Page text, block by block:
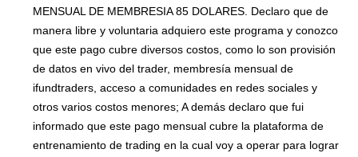
MENSUAL DE MEMBRESIA 85 DOLARES. Declaro que de
manera libre y voluntaria adquiero este programa y conozco
que este pago cubre diversos costos, como lo son provisión
de datos en vivo del trader, membresía mensual de
ifundtraders, acceso a comunidades en redes sociales y
otros varios costos menores; A demás declaro que fui
informado que este pago mensual cubre la plataforma de
entrenamiento de trading en la cual voy a operar para lograr